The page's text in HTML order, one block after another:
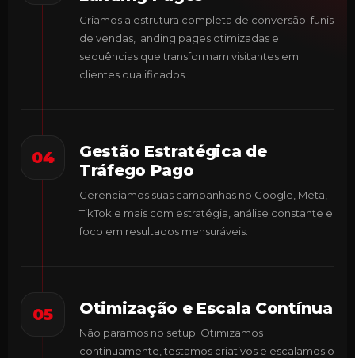
Criamos a estrutura completa de conversão: funis
de vendas, landing pages otimizadas e
sequências que transformam visitantes em
clientes qualificados.
04
Gestão Estratégica de
Tráfego Pago
Gerenciamos suas campanhas no Google, Meta,
TikTok e mais com estratégia, análise constante e
foco em resultados mensuráveis.
05 Otimização e Escala Contínua
Não paramos no setup. Otimizamos
continuamente, testamos criativos e escalamos o